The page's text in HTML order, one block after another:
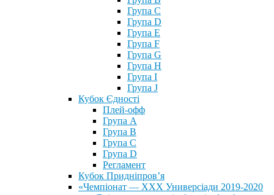
Група C
Група D
Група E
Група F
Група G
Група H
Група I
Група J
Кубок Єдності
Плей-офф
Група А
Група В
Група С
Група D
Регламент
Кубок Придніпров’я
«Чемпіонат — ХХХ Универсіади 2019-2020